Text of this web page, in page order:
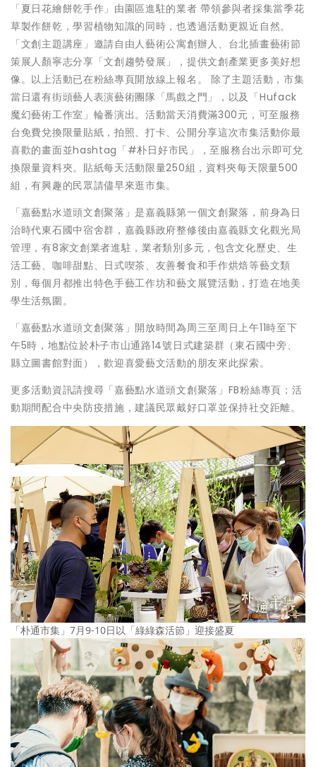
「夏日花繪餅乾手作」由園區進駐的業者 帶領參與者採集當季花
草製作餅乾，學習植物知識的同時，也透過活動更親近自然。
「文創主題講座」邀請自由人藝術公寓創辦人、台北插畫藝術節
策展人顏寧志分享「文創趨勢發展」，提供文創產業更多美好想
像。以上活動已在粉絲專頁開放線上報名。 除了主題活動，市集
當日還有街頭藝人表演藝術團隊「馬戲之門」，以及「Hufack
魔幻藝術工作室」輪番演出。活動當天消費滿300元，可至服務
台免費兌換限量貼紙，拍照、打卡、公開分享這次市集活動你最
喜歡的畫面並hashtag「#朴日好市民」，至服務台出示即可兌
換限量資料夾。貼紙每天活動限量250組，資料夾每天限量500
組，有興趣的民眾請儘早來逛市集。
「嘉藝點水道頭文創聚落」是嘉義縣第一個文創聚落，前身為日
治時代東石國中宿舍群，嘉義縣政府整修後由嘉義縣文化觀光局
管理，有8家文創業者進駐，業者類別多元，包含文化歷史、生
活工藝、咖啡甜點、日式喫茶、友善餐食和手作烘焙等藝文類
別，每個月都推出特色手藝工作坊和藝文展覽活動，打造在地美
學生活氛圍。
「嘉藝點水道頭文創聚落」開放時間為周三至周日上午11時至下
午5時，地點位於朴子市山通路14號日式建築群（東石國中旁、
縣立圖書館對面），歡迎喜愛藝文活動的朋友來此探索。
更多活動資訊請搜尋「嘉藝點水道頭文創聚落」FB粉絲專頁；活
動期間配合中央防疫措施，建議民眾戴好口罩並保持社交距離。
「朴通市集」7月9-10日以「綠綠森活節」迎接盛夏